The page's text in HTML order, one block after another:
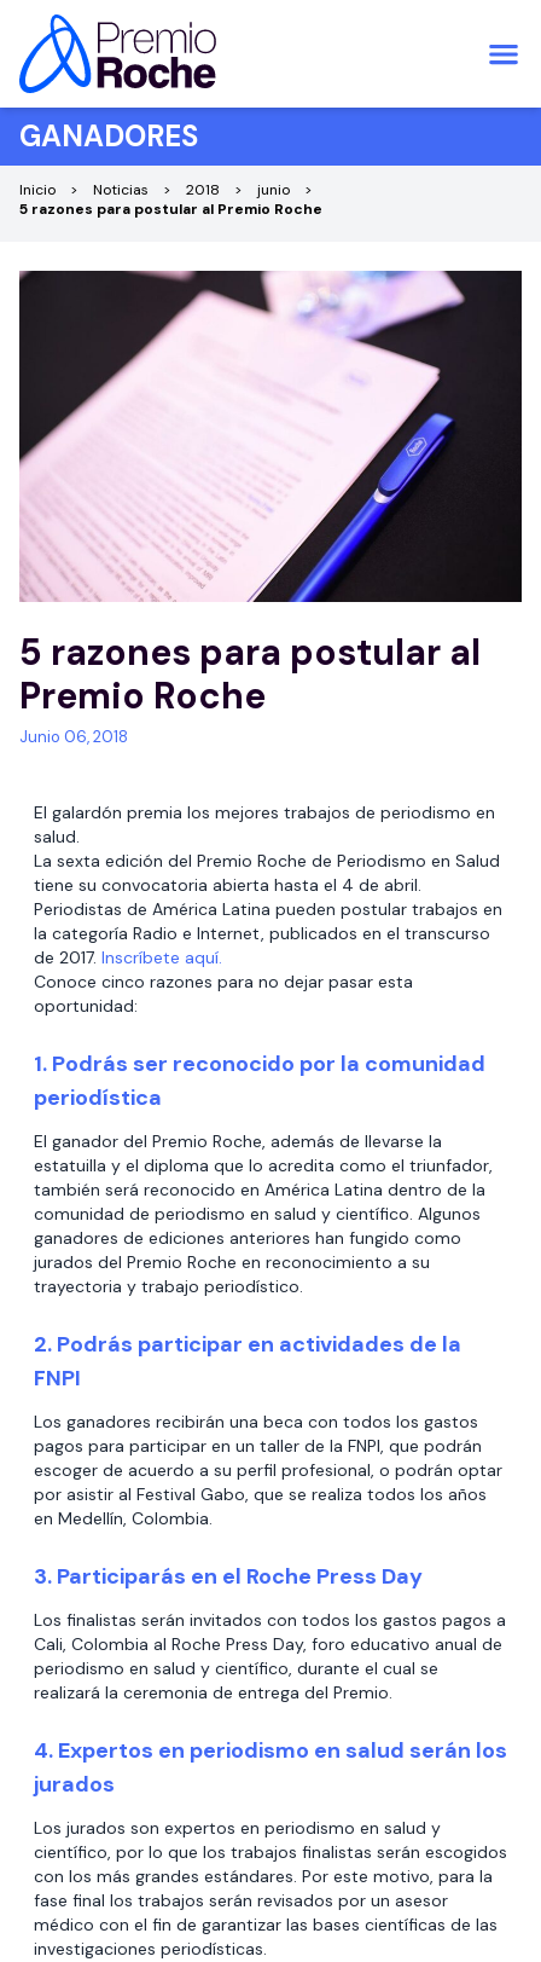
Saltar al contenido
GANADORES
Inicio Noticias 2018
junio
5 razones para postular al Premio Roche
5 razones para postular al
Premio Roche
Junio 06, 2018
El galardón premia los mejores trabajos de periodismo en
salud.
La sexta edición del Premio Roche de Periodismo en Salud
tiene su convocatoria abierta hasta el 4 de abril.
Periodistas de América Latina pueden postular trabajos en
la categoría Radio e Internet, publicados en el transcurso
de 2017. Inscríbete aquí.
Conoce cinco razones para no dejar pasar esta
oportunidad:
1. Podrás ser reconocido por la comunidad
periodística
El ganador del Premio Roche, además de llevarse la
estatuilla y el diploma que lo acredita como el triunfador,
también será reconocido en América Latina dentro de la
comunidad de periodismo en salud y científico. Algunos
ganadores de ediciones anteriores han fungido como
jurados del Premio Roche en reconocimiento a su
trayectoria y trabajo periodístico.
2. Podrás participar en actividades de la
FNPI
Los ganadores recibirán una beca con todos los gastos
pagos para participar en un taller de la FNPI, que podrán
escoger de acuerdo a su perfil profesional, o podrán optar
por asistir al Festival Gabo, que se realiza todos los años
en Medellín, Colombia.
3. Participarás en el Roche Press Day
Los finalistas serán invitados con todos los gastos pagos a
Cali, Colombia al Roche Press Day, foro educativo anual de
periodismo en salud y científico, durante el cual se
realizará la ceremonia de entrega del Premio.
4. Expertos en periodismo en salud serán los
jurados
Los jurados son expertos en periodismo en salud y
científico, por lo que los trabajos finalistas serán escogidos
con los más grandes estándares. Por este motivo, para la
fase final los trabajos serán revisados por un asesor
médico con el fin de garantizar las bases científicas de las
investigaciones periodísticas.